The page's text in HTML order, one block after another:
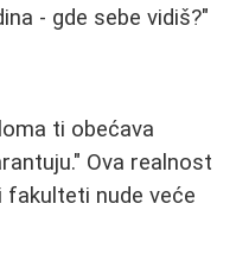
- gde sebe vidiš?"
ti obećava
Ova realnost
fakulteti nude veće